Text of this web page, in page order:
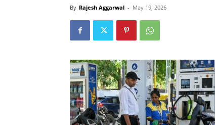
By Rajesh Aggarwal - May 19, 2026